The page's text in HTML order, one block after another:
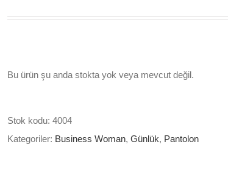
Bu ürün şu anda stokta yok veya mevcut değil.
Stok kodu: 4004
Kategoriler: Business Woman, Günlük, Pantolon